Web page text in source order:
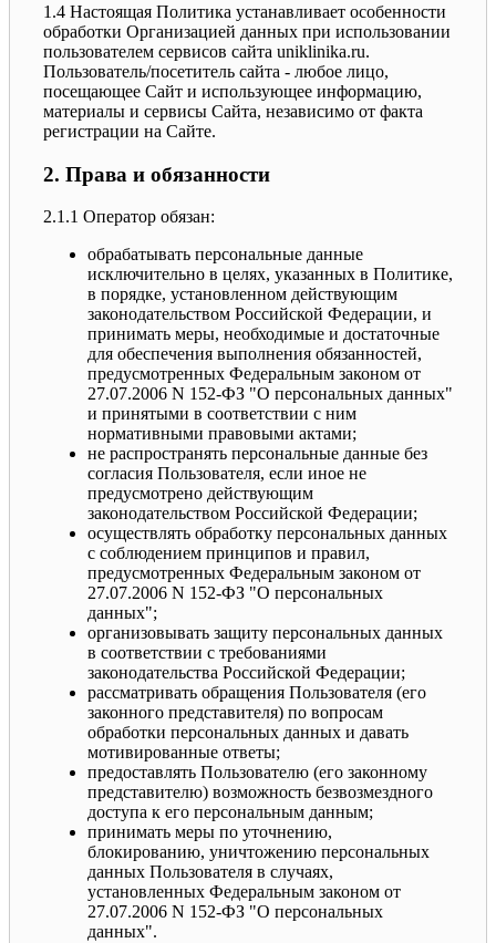
1.4 Настоящая Политика устанавливает особенности
обработки Организацией данных при использовании
пользователем сервисов сайта uniklinika.ru.
Пользователь/посетитель сайта - любое лицо,
посещающее Сайт и использующее информацию,
материалы и сервисы Сайта, независимо от факта
регистрации на Сайте.
2. Права и обязанности
2.1.1 Оператор обязан:
обрабатывать персональные данные
исключительно в целях, указанных в Политике,
в порядке, установленном действующим
законодательством Российской Федерации, и
принимать меры, необходимые и достаточные
для обеспечения выполнения обязанностей,
предусмотренных Федеральным законом от
27.07.2006 N 152-ФЗ "О персональных данных"
и принятыми в соответствии с ним
нормативными правовыми актами;
не распространять персональные данные без
согласия Пользователя, если иное не
предусмотрено действующим
законодательством Российской Федерации;
осуществлять обработку персональных данных
с соблюдением принципов и правил,
предусмотренных Федеральным законом от
27.07.2006 N 152-ФЗ "О персональных
данных";
организовывать защиту персональных данных
в соответствии с требованиями
законодательства Российской Федерации;
рассматривать обращения Пользователя (его
законного представителя) по вопросам
обработки персональных данных и давать
мотивированные ответы;
предоставлять Пользователю (его законному
представителю) возможность безвозмездного
доступа к его персональным данным;
принимать меры по уточнению,
блокированию, уничтожению персональных
данных Пользователя в случаях,
установленных Федеральным законом от
27.07.2006 N 152-ФЗ "О персональных
данных".